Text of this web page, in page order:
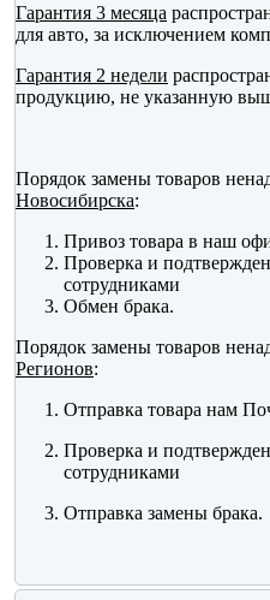
Гарантия 3 месяца
для авто, за исключением
Гарантия 2 недели
продукцию, не указанную
Порядок замены товаров
Новосибирска:
Привоз товара в наш
Проверка и
сотрудниками
Обмен брака.
Порядок замены товаров
Регионов:
Отправка товара нам
Проверка и
сотрудниками
Отправка замены брака.